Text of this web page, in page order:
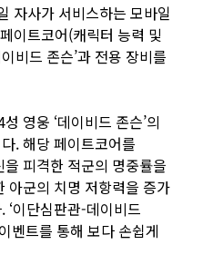
자사가 서비스하는 모바일
이트코어(캐릭터 능력 및
비드 존슨’과 전용 장비를
영웅 ‘데이비드 존슨’의
. 해당 페이트코어를
피격한 적군의 명중률을
아군의 치명 저항력을 증가
‘이단심판관-데이비드
벤트를 통해 보다 손쉽게